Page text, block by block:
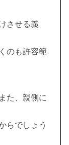
させる義
のも許容範
た、親側に
らでしょう